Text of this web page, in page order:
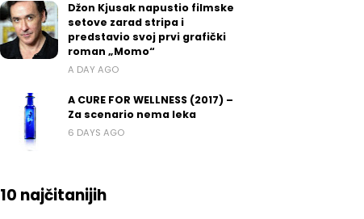
Džon Kjusak napustio filmske
setove zarad stripa i
predstavio svoj prvi grafički
roman „Momo“
A DAY AGO
A CURE FOR WELLNESS (2017) –
Za scenario nema leka
6 DAYS AGO
10 najčitanijih